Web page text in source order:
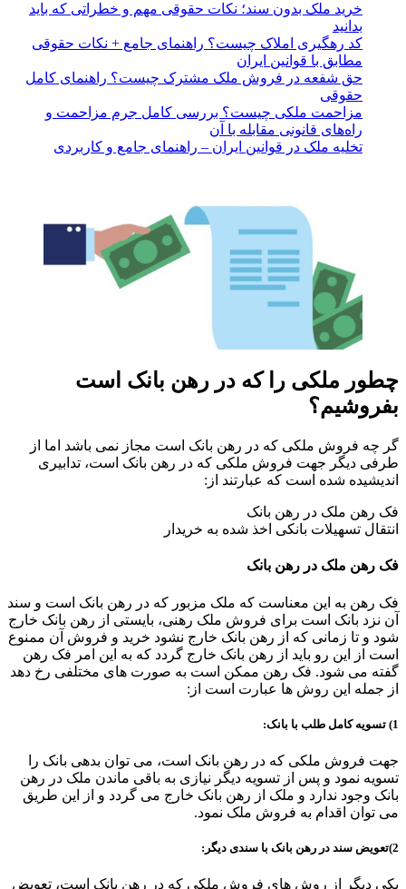
خرید ملک بدون سند؛ نکات حقوقی مهم و خطراتی که باید
بدانید
کد رهگیری املاک چیست؟ راهنمای جامع + نکات حقوقی
مطابق با قوانین ایران
حق شفعه در فروش ملک مشترک چیست؟ راهنمای کامل
حقوقی
مزاحمت ملکی چیست؟ بررسی کامل جرم مزاحمت و
راه‌های قانونی مقابله با آن
تخلیه ملک در قوانین ایران – راهنمای جامع و کاربردی
چطور ملکی را که در رهن بانک است
بفروشیم؟
گر چه فروش ملکی که در رهن بانک است مجاز نمی باشد اما از
طرفی دیگر جهت فروش ملکی که در رهن بانک است، تدابیری
اندیشیده شده است که عبارتند از:
فک رهن ملک در رهن بانک
انتقال تسهیلات بانکی اخذ شده به خریدار
فک رهن ملک در رهن بانک
فک رهن به این معناست که ملک مزبور که در رهن بانک است و سند
آن نزد بانک است برای فروش ملک رهنی، بایستی از رهن بانک خارج
شود و تا زمانی که از رهن بانک خارج نشود خرید و فروش آن ممنوع
است از این رو باید از رهن بانک خارج گردد که به این امر فک رهن
گفته می شود. فک رهن ممکن است به صورت های مختلفی رخ دهد
از جمله این روش ها عبارت است از:
1) تسویه کامل طلب با بانک:
جهت فروش ملکی که در رهن بانک است، می توان بدهی بانک را
تسویه نمود و پس از تسویه دیگر نیازی به باقی ماندن ملک در رهن
بانک وجود ندارد و ملک از رهن بانک خارج می گردد و از این طریق
می توان اقدام به فروش ملک نمود.
2)تعویض سند در رهن بانک با سندی دیگر:
یکی دیگر از روش های فروش ملکی که در رهن بانک است، تعویض